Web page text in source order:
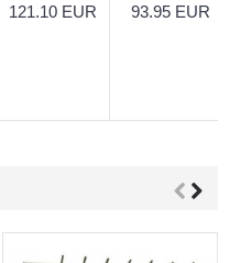
121.10 EUR 93.95 EUR